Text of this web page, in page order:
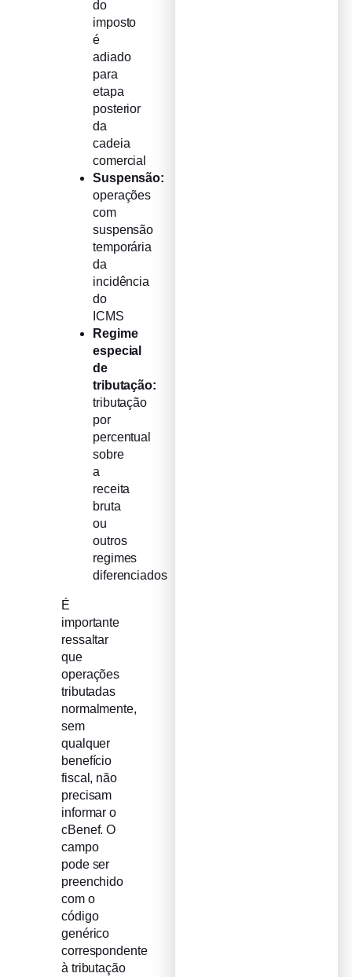
do
imposto
é
adiado
para
etapa
posterior
da
cadeia
comercial
Suspensão:
operações
com
suspensão
temporária
da
incidência
do
ICMS
Regime
especial
de
tributação:
tributação
por
percentual
sobre
a
receita
bruta
ou
outros
regimes
diferenciados
É
importante
ressaltar
que
operações
tributadas
normalmente,
sem
qualquer
benefício
fiscal, não
precisam
informar o
cBenef. O
campo
pode ser
preenchido
com o
código
genérico
correspondente
à tributação